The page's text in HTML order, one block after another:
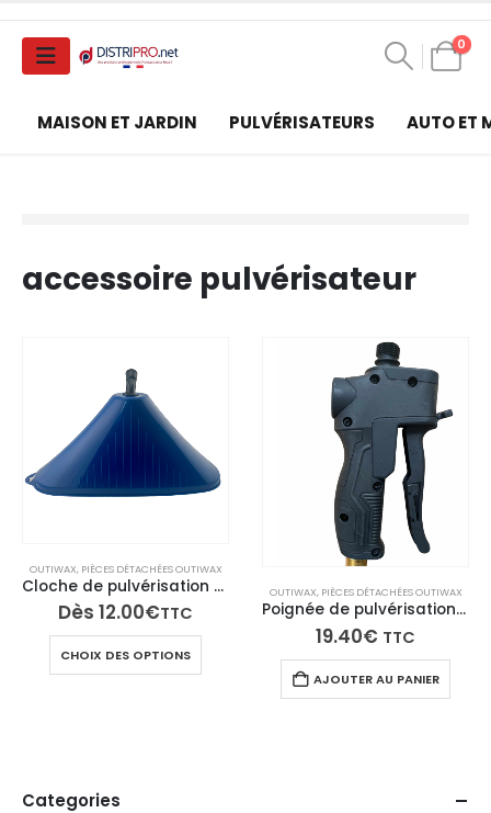
0
MAISON ET JARDIN PULVÉRISATEURS AUTO ET
accessoire pulvérisateur
OUTIWAX, PIÈCES DÉTACHÉES OUTIWAX
Cloche de pulvérisation pour jardin
Dès 12.00€TTC
CHOIX DES OPTIONS
produit
OUTIWAX, PIÈCES DÉTACHÉES OUTIWAX
Poignée de pulvérisation JetWax 35
19.40€ TTC
AJOUTER AU PANIER
Categories